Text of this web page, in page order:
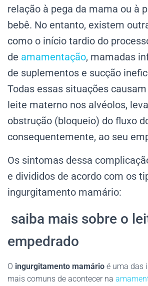
relação à pega da mama ou à
bebê. No entanto, existem
como o início tardio do
de amamentação, mamadas
de suplementos e sucção
Todas essas situações
leite materno nos alvéolos,
obstrução (bloqueio) do fluxo
consequentemente, ao seu
Os sintomas dessa
e divididos de acordo com os
ingurgitamento mamário:
saiba mais sobre o
empedrado
O ingurgitamento mamário é uma das
mais comuns de acontecer na